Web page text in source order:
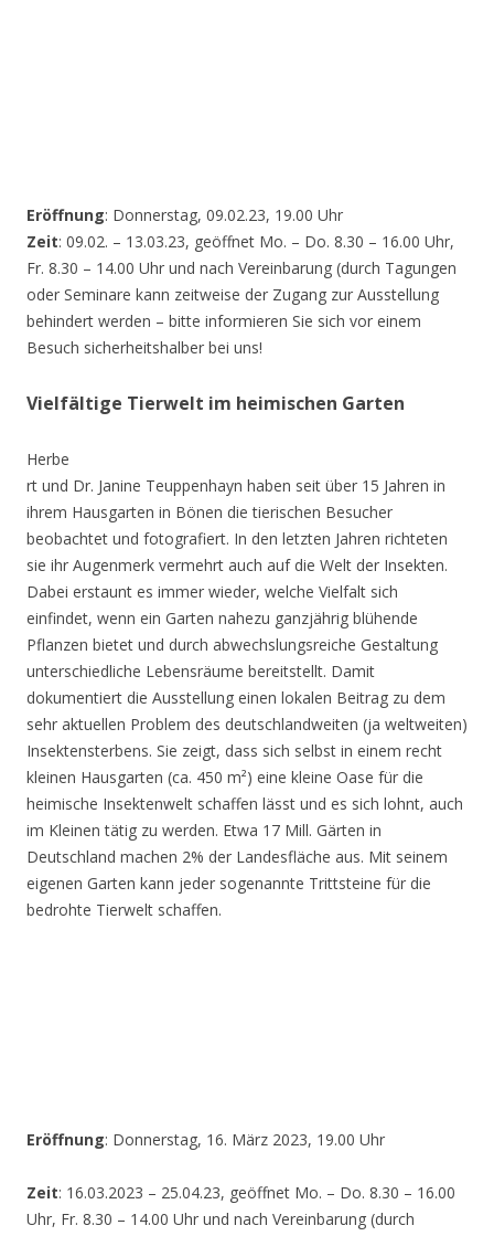
Eröffnung: Donnerstag, 09.02.23, 19.00 Uhr
Zeit: 09.02. – 13.03.23, geöffnet Mo. – Do. 8.30 – 16.00 Uhr,
Fr. 8.30 – 14.00 Uhr und nach Vereinbarung (durch Tagungen
oder Seminare kann zeitweise der Zugang zur Ausstellung
behindert werden – bitte informieren Sie sich vor einem
Besuch sicherheitshalber bei uns!
Vielfältige Tierwelt im heimischen Garten
Herbe
rt und Dr. Janine Teuppenhayn haben seit über 15 Jahren in
ihrem Hausgarten in Bönen die tierischen Besucher
beobachtet und fotografiert. In den letzten Jahren richteten
sie ihr Augenmerk vermehrt auch auf die Welt der Insekten.
Dabei erstaunt es immer wieder, welche Vielfalt sich
einfindet, wenn ein Garten nahezu ganzjährig blühende
Pflanzen bietet und durch abwechslungsreiche Gestaltung
unterschiedliche Lebensräume bereitstellt. Damit
dokumentiert die Ausstellung einen lokalen Beitrag zu dem
sehr aktuellen Problem des deutschlandweiten (ja weltweiten)
Insektensterbens. Sie zeigt, dass sich selbst in einem recht
kleinen Hausgarten (ca. 450 m²) eine kleine Oase für die
heimische Insektenwelt schaffen lässt und es sich lohnt, auch
im Kleinen tätig zu werden. Etwa 17 Mill. Gärten in
Deutschland machen 2% der Landesfläche aus. Mit seinem
eigenen Garten kann jeder sogenannte Trittsteine für die
bedrohte Tierwelt schaffen.
Eröffnung: Donnerstag, 16. März 2023, 19.00 Uhr
Zeit: 16.03.2023 – 25.04.23, geöffnet Mo. – Do. 8.30 – 16.00
Uhr, Fr. 8.30 – 14.00 Uhr und nach Vereinbarung (durch